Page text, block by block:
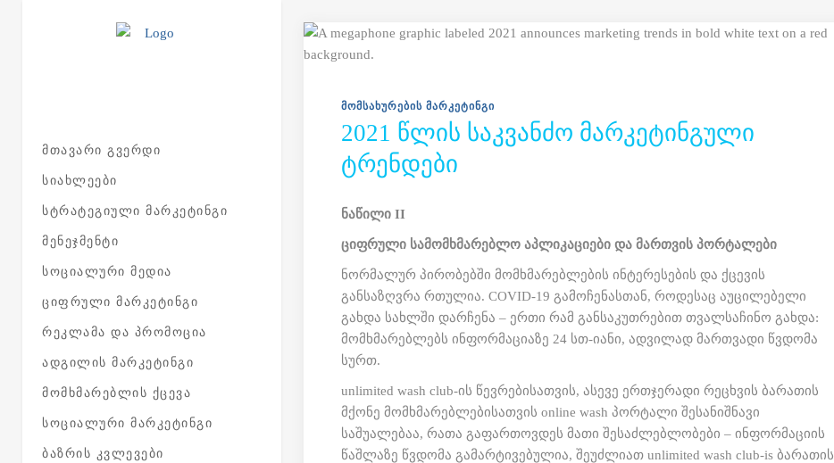
ᲛᲗᲐᲕᲐᲠᲘ ᲒᲕᲔᲠᲓᲘ
ᲡᲘᲐᲮᲚᲔᲔᲑᲘ
ᲡᲢᲠᲐᲢᲔᲒᲘᲣᲚᲘ ᲛᲐᲠᲙᲔᲢᲘᲜᲒᲘ
ᲛᲔᲜᲔᲯᲛᲔᲜᲢᲘ
ᲡᲝᲪᲘᲐᲚᲣᲠᲘ ᲛᲔᲓᲘᲐ
ᲪᲘᲤᲠᲣᲚᲘ ᲛᲐᲠᲙᲔᲢᲘᲜᲒᲘ
ᲠᲔᲙᲚᲐᲛᲐ ᲓᲐ ᲞᲠᲝᲛᲝᲪᲘᲐ
ᲐᲓᲒᲘᲚᲘᲡ ᲛᲐᲠᲙᲔᲢᲘᲜᲒᲘ
ᲛᲝᲛᲮᲛᲐᲠᲔᲑᲚᲘᲡ ᲥᲪᲔᲕᲐ
ᲡᲝᲪᲘᲐᲚᲣᲠᲘ ᲛᲐᲠᲙᲔᲢᲘᲜᲒᲘ
ᲑᲐᲖᲠᲘᲡ ᲙᲕᲚᲔᲕᲔᲑᲘ
ᲛᲝᲛᲡᲐᲮᲣᲠᲔᲑᲘᲡ ᲛᲐᲠᲙᲔᲢᲘᲜᲒᲘ
2021 ᲬᲚᲘᲡ ᲡᲐᲙᲕᲐᲜᲫᲝ ᲛᲐᲠᲙᲔᲢᲘᲜᲒᲣᲚᲘ
ᲢᲠᲔᲜᲓᲔᲑᲘ
ნაწილი II
ციფრული სამომხმარებლო აპლიკაციები და მართვის პორტალები
ნორმალურ პირობებში მომხმარებლების ინტერესების და ქცევის
განსაზღვრა რთულია. COVID-19 გამოჩენასთან, როდესაც აუცილებელი
გახდა სახლში დარჩენა – ერთი რამ განსაკუთრებით თვალსაჩინო გახდა:
მომხმარებლებს ინფორმაციაზე 24 სთ-იანი, ადვილად მართვადი წვდომა
სურთ.
unlimited wash club-ის წევრებისათვის, ასევე ერთჯერადი რეცხვის ბარათის
მქონე მომხმარებლებისათვის online wash პორტალი შესანიშნავი
საშუალებაა, რათა გაფართოვდეს მათი შესაძლებლობები – ინფორმაციის
წაშლაზე წვდომა გამარტივებულია, შეუძლიათ unlimited wash club-is ბარათის